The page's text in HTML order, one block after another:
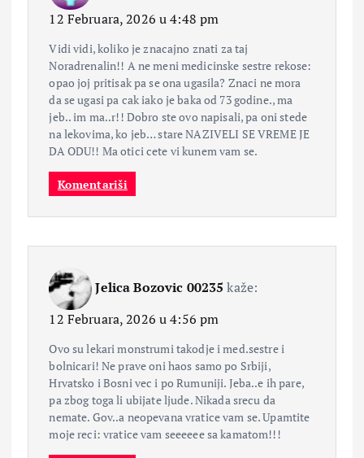
12 Februara, 2026 u 4:48 pm
Vidi vidi, koliko je znacajno znati za taj
Noradrenalin!! A ne meni medicinske sestre rekose:
opao joj pritisak pa se ona ugasila? Znaci ne mora
da se ugasi pa cak iako je baka od 73 godine., ma
jeb.. im ma..r!! Dobro ste ovo napisali, pa oni stede
na lekovima, ko jeb… stare NAZIVELI SE VREME JE
DA ODU!! Ma otici cete vi kunem vam se.
Komentariši
Jelica Bozovic 00235 kaže:
12 Februara, 2026 u 4:56 pm
Ovo su lekari monstrumi takodje i med.sestre i
bolnicari! Ne prave oni haos samo po Srbiji,
Hrvatsko i Bosni vec i po Rumuniji. Jeba..e ih pare,
pa zbog toga li ubijate ljude. Nikada srecu da
nemate. Gov..a neopevana vratice vam se. Upamtite
moje reci: vratice vam seeeeee sa kamatom!!!